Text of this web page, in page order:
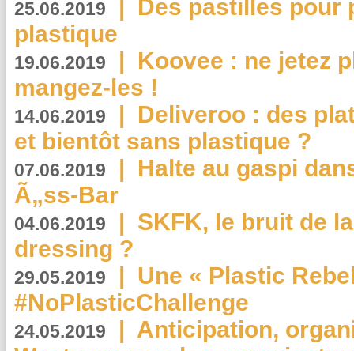
25.06.2019 | Des pastilles pour
plastique
19.06.2019 | Koovee : ne jetez
mangez-les !
14.06.2019 | Deliveroo : des
et bientôt sans plastique ?
07.06.2019 | Halte au gaspi
Ã„ss-Bar
04.06.2019 | SKFK, le bruit de
dressing ?
29.05.2019 | Une « Plastic
#NoPlasticChallenge
24.05.2019 | Anticipation,